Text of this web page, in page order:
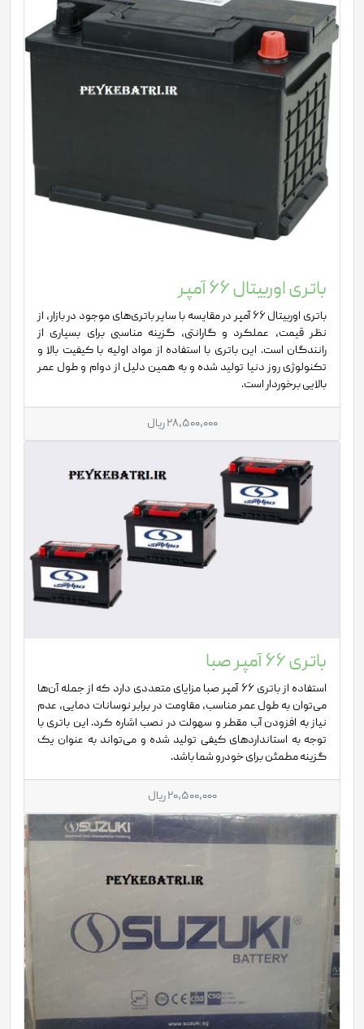
باتری اوربیتال 66 آمپر
باتری اوربیتال 66 آمپر در مقایسه با سایر باتری‌های موجود در بازار، از
نظر قیمت، عملکرد و گارانتی، گزینه مناسبی برای بسیاری از
رانندگان است. این باتری با استفاده از مواد اولیه با کیفیت بالا و
تکنولوژی روز دنیا تولید شده و به همین دلیل از دوام و طول عمر
بالایی برخوردار است.
28,500,000 ریال
باتری 66 آمپر صبا
استفاده از باتری 66 آمپر صبا مزایای متعددی دارد که از جمله آن‌ها
می‌توان به طول عمر مناسب، مقاومت در برابر نوسانات دمایی، عدم
نیاز به افزودن آب مقطر و سهولت در نصب اشاره کرد. این باتری با
توجه به استانداردهای کیفی تولید شده و می‌تواند به عنوان یک
گزینه مطمئن برای خودرو شما باشد.
20,500,000 ریال